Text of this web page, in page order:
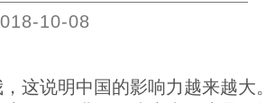
10-08
这说明中国的影响力越来越大。